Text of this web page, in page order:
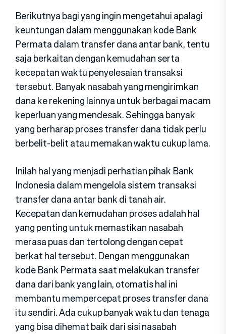
Berikutnya bagi yang ingin mengetahui apalagi
keuntungan dalam menggunakan kode Bank
Permata dalam transfer dana antar bank, tentu
saja berkaitan dengan kemudahan serta
kecepatan waktu penyelesaian transaksi
tersebut. Banyak nasabah yang mengirimkan
dana ke rekening lainnya untuk berbagai macam
keperluan yang mendesak. Sehingga banyak
yang berharap proses transfer dana tidak perlu
berbelit-belit atau memakan waktu cukup lama.
Inilah hal yang menjadi perhatian pihak Bank
Indonesia dalam mengelola sistem transaksi
transfer dana antar bank di tanah air.
Kecepatan dan kemudahan proses adalah hal
yang penting untuk memastikan nasabah
merasa puas dan tertolong dengan cepat
berkat hal tersebut. Dengan menggunakan
kode Bank Permata saat melakukan transfer
dana dari bank yang lain, otomatis hal ini
membantu mempercepat proses transfer dana
itu sendiri. Ada cukup banyak waktu dan tenaga
yang bisa dihemat baik dari sisi nasabah